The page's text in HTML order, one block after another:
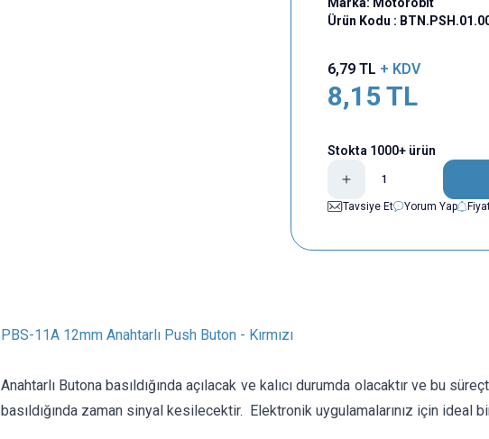
Ürün Kodu :
6,79TL + KDV
8,15TL
Stokta 1000+ ürün
Tavsiye Et
Yorum Yap
PBS-11A 12mm Anahtarlı Push Buton - Kırmızı
Anahtarlı Butona basıldığında açılacak ve kalıcı durumda olacaktır ve bu
basıldığında zaman sinyal kesilecektir. Elektronik uygulamalarınız için ideal